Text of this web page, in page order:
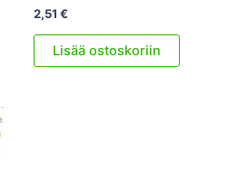
2,51 €
Lisää ostoskoriin